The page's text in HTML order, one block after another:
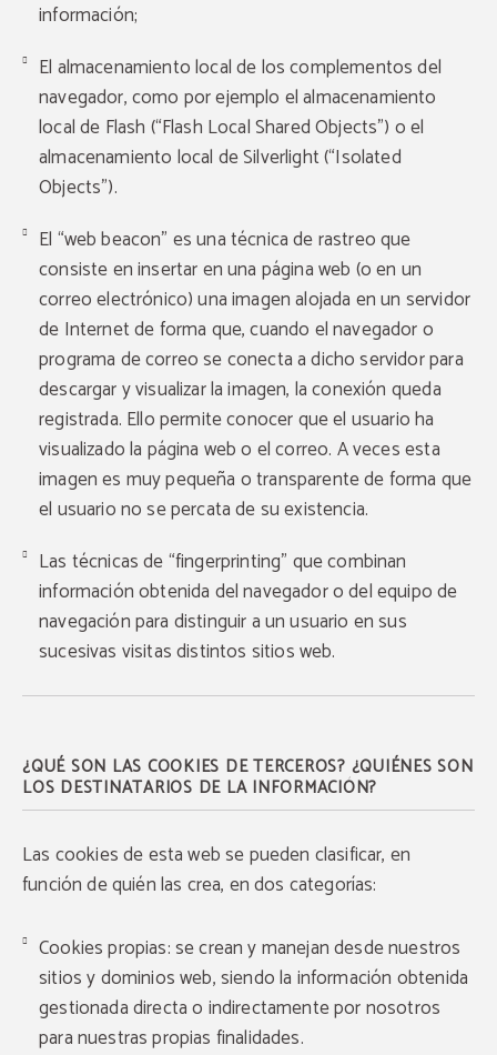
información;
El almacenamiento local de los complementos del
navegador, como por ejemplo el almacenamiento
local de Flash (“Flash Local Shared Objects”) o el
almacenamiento local de Silverlight (“Isolated
Objects”).
El “web beacon” es una técnica de rastreo que
consiste en insertar en una página web (o en un
correo electrónico) una imagen alojada en un servidor
de Internet de forma que, cuando el navegador o
programa de correo se conecta a dicho servidor para
descargar y visualizar la imagen, la conexión queda
registrada. Ello permite conocer que el usuario ha
visualizado la página web o el correo. A veces esta
imagen es muy pequeña o transparente de forma que
el usuario no se percata de su existencia.
Las técnicas de “fingerprinting” que combinan
información obtenida del navegador o del equipo de
navegación para distinguir a un usuario en sus
sucesivas visitas distintos sitios web.
¿QUÉ SON LAS COOKIES DE TERCEROS? ¿QUIÉNES SON
LOS DESTINATARIOS DE LA INFORMACIÓN?
Las cookies de esta web se pueden clasificar, en
función de quién las crea, en dos categorías:
Cookies propias: se crean y manejan desde nuestros
sitios y dominios web, siendo la información obtenida
gestionada directa o indirectamente por nosotros
para nuestras propias finalidades.